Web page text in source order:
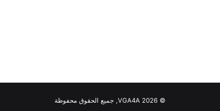
© VGA4A 2026, جميع الحقوق محفوظة